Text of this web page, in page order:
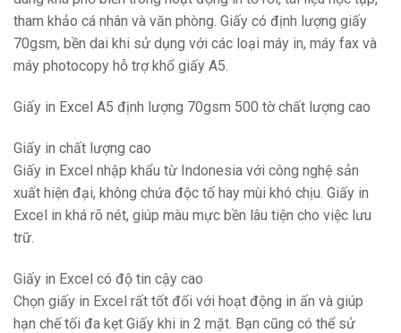
tham khảo cá nhân và văn phòng. Giấy có định lượng giấy
70gsm, bền dai khi sử dụng với các loại máy in, máy fax và
máy photocopy hỗ trợ khổ giấy A5.
Giấy in Excel A5 định lượng 70gsm 500 tờ chất lượng cao
Giấy in chất lượng cao
Giấy in Excel nhập khẩu từ Indonesia với công nghệ sản
xuất hiện đại, không chứa độc tố hay mùi khó chịu. Giấy in
Excel in khá rõ nét, giúp màu mực bền lâu tiện cho việc lưu
trữ.
Giấy in Excel có độ tin cậy cao
Chọn giấy in Excel rất tốt đối với hoạt động in ấn và giúp
hạn chế tối đa kẹt Giấy khi in 2 mặt. Bạn cũng có thể sử